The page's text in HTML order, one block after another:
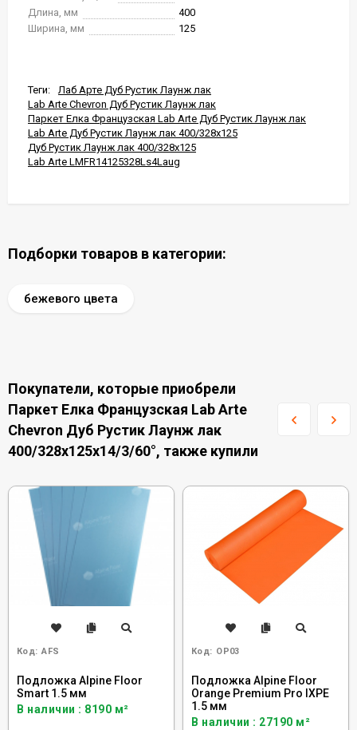
Длина, мм
400
Ширина, мм
125
Теги:
Лаб Арте Дуб Рустик Лаунж лак
Lab Arte Chevron Дуб Рустик Лаунж лак
Паркет Елка Французская Lab Arte Дуб Рустик Лаунж лак
Lab Arte Дуб Рустик Лаунж лак 400/328x125
Дуб Рустик Лаунж лак 400/328x125
Lab Arte LMFR14125328Ls4Laug
Подборки товаров в категории:
бежевого цвета
Покупатели, которые приобрели
Паркет Елка Французская Lab Arte
Chevron Дуб Рустик Лаунж лак
400/328х125х14/3/60°, также купили
Код: AFS
Подложка Alpine Floor
Smart 1.5 мм
В наличии : 8190 м²
Код: OP03
Подложка Alpine Floor
Orange Premium Pro IXPE
1.5 мм
В наличии : 27190 м²